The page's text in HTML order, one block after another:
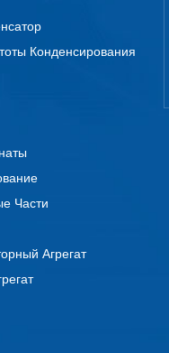
Конденсирования
Части
Агрегат